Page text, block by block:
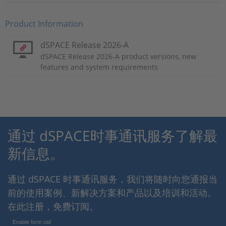
Product Information
dSPACE Release 2026-A
dSPACE Release 2026-A product versions, new
features and system requirements
通过 dSPACE时事通讯服务了解最
新信息。
通过 dSPACE 时事通讯服务，我们将随时向您通报当
前的使用案例、新解决方案和产品以及培训和活动。
在此注册，免费订阅。
Enable form call